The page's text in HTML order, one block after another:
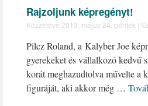
Rajzoljunk képregényt!
Közzétéve 2013. május 24. péntek |
Pilcz Roland, a Kalyber Joe
gyerekeket és vállalkozó kedvű
korát meghazudtolva művelte a
figuráját, aki akkor még …